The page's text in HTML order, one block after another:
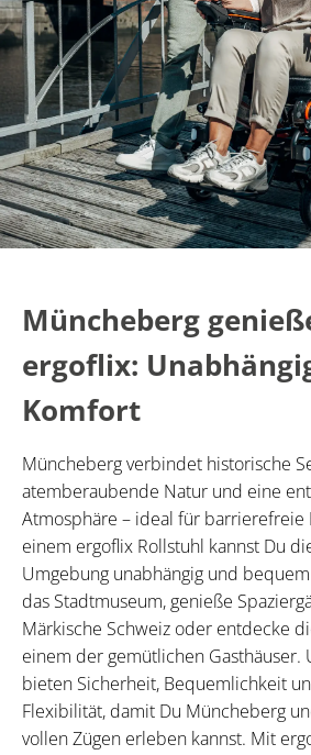
Müncheberg
ergoflix:
Komfort
Müncheberg verbindet historische
atemberaubende Natur und eine
Atmosphäre – ideal für barrierefreie
einem ergoflix Rollstuhl kannst Du
Umgebung unabhängig und
das Stadtmuseum, genieße
Märkische Schweiz oder entdecke
einem der gemütlichen Gasthäuser.
bieten Sicherheit, Bequemlichkeit
Flexibilität, damit Du Müncheberg
vollen Zügen erleben kannst. Mit